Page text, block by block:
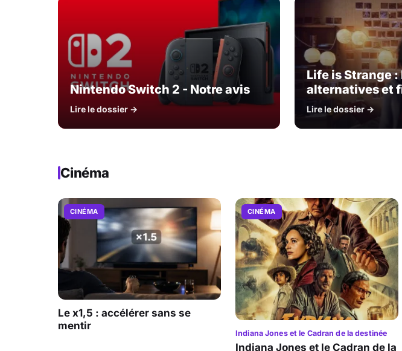
Nintendo Switch 2 - Notre avis
Lire le dossier →
Life is Strange :
alternatives et
Lire le dossier →
Cinéma
CINÉMA
Le x1,5 : accélérer sans se
mentir
CINÉMA
Indiana Jones et le Cadran de la destinée
Indiana Jones et le Cadran de la